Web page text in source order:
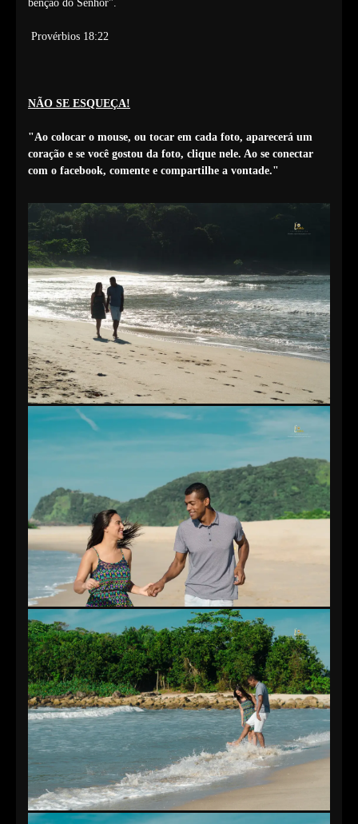
bênção do Senhor".
Provérbios 18:22
NÃO SE ESQUEÇA!
"Ao colocar o mouse, ou tocar em cada foto, aparecerá um
coração e se você gostou da foto, clique nele. Ao se conectar
com o facebook, comente e compartilhe a vontade."